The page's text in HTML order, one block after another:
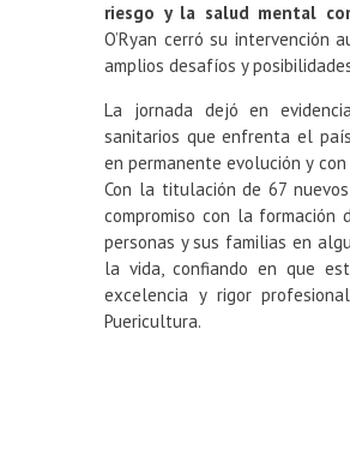
riesgo y la salud mental
O’Ryan cerró su intervención
amplios desafíos y
La jornada dejó en
sanitarios que enfrenta el
en permanente evolución y
Con la titulación de 67
compromiso con la formación
personas y sus familias en
la vida, confiando en que
excelencia y rigor
Puericultura.